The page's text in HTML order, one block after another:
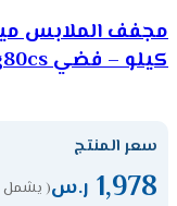
كيلو – فضي Mdg80cs
سعر المنتج
1,978 ر.س( يشمل